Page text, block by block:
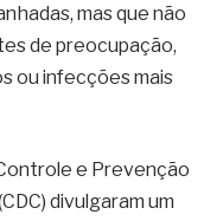
mas que não
de preocupação,
ou infecções mais
e Prevenção
divulgaram um